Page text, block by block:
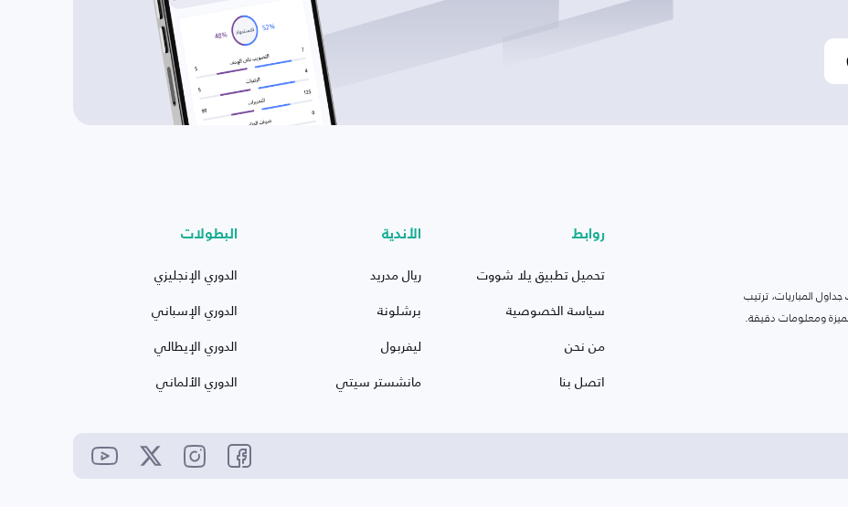
المباريات، ترتيب
ومعلومات دقيقة.
روابط
تحميل تطبيق يلا شووت
سياسة الخصوصية
من نحن
اتصل بنا
الأندية
ريال مدريد
برشلونة
ليفربول
مانشستر سيتي
البطولات
الدوري الإنجليزي
الدوري الإسباني
الدوري الإيطالي
الدوري الألماني